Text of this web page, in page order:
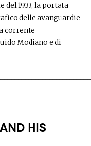
del 1933, la portata
delle avanguardie
corrente
Modiano e di
HIS